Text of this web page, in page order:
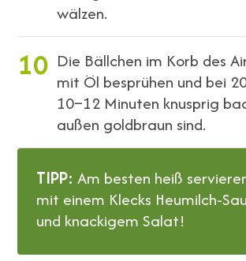
wälzen.
10 Die Bällchen im Korb des
mit Öl besprühen und bei
10–12 Minuten knusprig
außen goldbraun sind.
TIPP: Am besten heiß
mit einem Klecks Heumilch-
und knackigem Salat!